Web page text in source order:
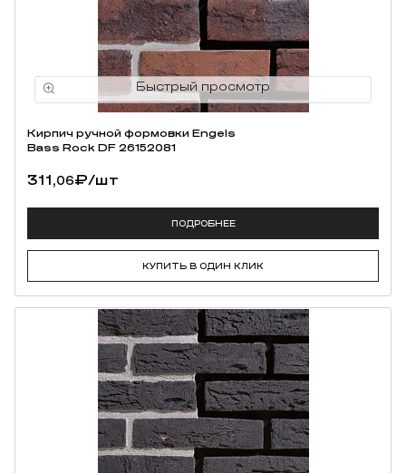
Кирпич ручной формовки Engels
Bass Rock DF 26152081
311,06₽/шт
ПОДРОБНЕЕ
КУПИТЬ В ОДИН КЛИК